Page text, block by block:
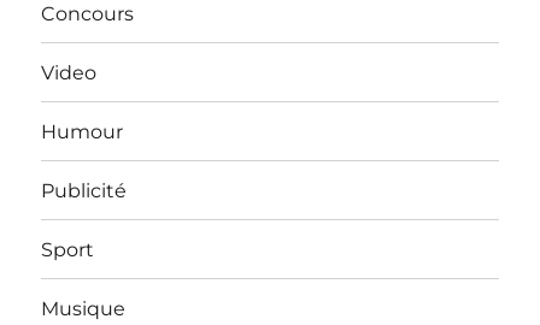
Concours
Video
Humour
Publicité
Sport
Musique